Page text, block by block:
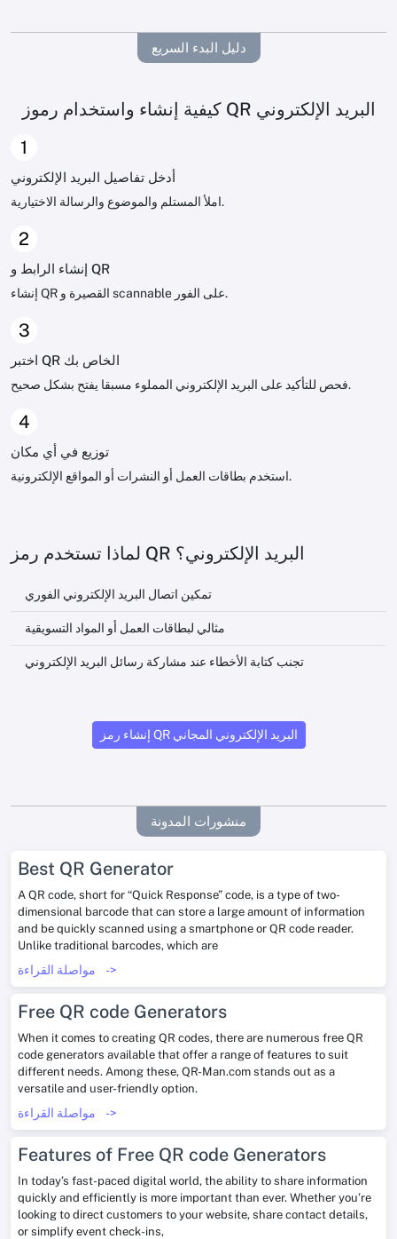
دليل البدء السريع
كيفية إنشاء واستخدام رموز QR البريد الإلكتروني
1
أدخل تفاصيل البريد الإلكتروني
املأ المستلم والموضوع والرسالة الاختيارية.
2
إنشاء الرابط و QR
إنشاء QR القصيرة و scannable على الفور.
3
اختبر QR الخاص بك
فحص للتأكيد على البريد الإلكتروني المملوء مسبقا يفتح بشكل صحيح.
4
توزيع في أي مكان
استخدم بطاقات العمل أو النشرات أو المواقع الإلكترونية.
لماذا تستخدم رمز QR البريد الإلكتروني؟
تمكين اتصال البريد الإلكتروني الفوري
مثالي لبطاقات العمل أو المواد التسويقية
تجنب كتابة الأخطاء عند مشاركة رسائل البريد الإلكتروني
إنشاء رمز QR البريد الإلكتروني المجاني
منشورات المدونة
Best QR Generator
A QR code, short for “Quick Response” code, is a type of two-
dimensional barcode that can store a large amount of information
and be quickly scanned using a smartphone or QR code reader.
Unlike traditional barcodes, which are
->
Free QR code Generators
When it comes to creating QR codes, there are numerous free QR
code generators available that offer a range of features to suit
different needs. Among these, QR-Man.com stands out as a
versatile and user-friendly option.
->
Features of Free QR code Generators
In today’s fast-paced digital world, the ability to share information
quickly and efficiently is more important than ever. Whether you’re
looking to direct customers to your website, share contact details,
or simplify event check-ins,